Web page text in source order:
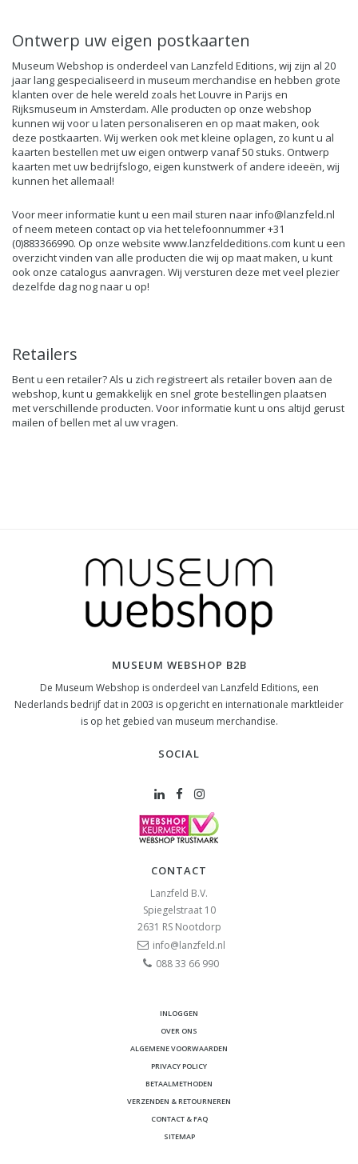
Ontwerp uw eigen postkaarten
Museum Webshop is onderdeel van Lanzfeld Editions, wij zijn al 20
jaar lang gespecialiseerd in museum merchandise en hebben grote
klanten over de hele wereld zoals het Louvre in Parijs en
Rijksmuseum in Amsterdam. Alle producten op onze webshop
kunnen wij voor u laten personaliseren en op maat maken, ook
deze postkaarten. Wij werken ook met kleine oplagen, zo kunt u al
kaarten bestellen met uw eigen ontwerp vanaf 50 stuks. Ontwerp
kaarten met uw bedrijfslogo, eigen kunstwerk of andere ideeën, wij
kunnen het allemaal!
Voor meer informatie kunt u een mail sturen naarinfo@lanzfeld.nl
of neem meteen contact op via het telefoonnummer +31
(0)883366990. Op onze website www.lanzfeldeditions.com kunt u een
overzicht vinden van alle producten die wij op maat maken, u kunt
ook onze catalogus aanvragen. Wij versturen deze met veel plezier
dezelfde dag nog naar u op!
Retailers
Bent u een retailer? Als u zich registreert als retailer boven aan de
webshop, kunt u gemakkelijk en snel grote bestellingen plaatsen
met verschillende producten. Voor informatie kunt u ons altijd gerust
mailen of bellen met al uw vragen.
MUSEUM WEBSHOP B2B
De Museum Webshop is onderdeel van Lanzfeld Editions, een
Nederlands bedrijf dat in 2003 is opgericht en internationale marktleider
is op het gebied van museum merchandise.
SOCIAL
CONTACT
Lanzfeld B.V.
Spiegelstraat 10
2631 RS Nootdorp
info@lanzfeld.nl
088 33 66 990
INLOGGEN
OVER ONS
ALGEMENE VOORWAARDEN
PRIVACY POLICY
BETAALMETHODEN
VERZENDEN & RETOURNEREN
CONTACT & FAQ
SITEMAP